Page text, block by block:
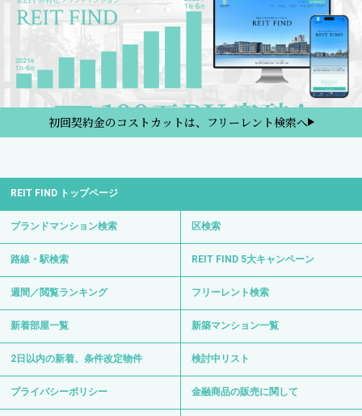
初回契約金のコストカットは、フリーレント検索へ
REIT FIND トップページ
ブランドマンション検索 区検索
路線・駅検索 REIT FIND 5大キャンペーン
週間／閲覧ランキング フリーレント検索
新着部屋一覧 新築マンション一覧
2日以内の新着、条件改定物件 検討中リスト
プライバシーポリシー 金融商品の販売に関して